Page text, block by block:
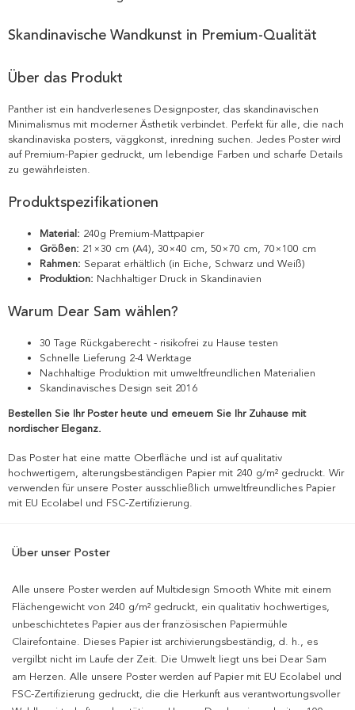
Skandinavische Wandkunst in Premium-Qualität
Über das Produkt
Panther ist ein handverlesenes Designposter, das skandinavischen
Minimalismus mit moderner Ästhetik verbindet. Perfekt für alle, die nach
skandinaviska posters, väggkonst, inredning suchen. Jedes Poster wird
auf Premium-Papier gedruckt, um lebendige Farben und scharfe Details
zu gewährleisten.
Produktspezifikationen
Material: 240g Premium-Mattpapier
Größen: 21×30 cm (A4), 30×40 cm, 50×70 cm, 70×100 cm
Rahmen: Separat erhältlich (in Eiche, Schwarz und Weiß)
Produktion: Nachhaltiger Druck in Skandinavien
Warum Dear Sam wählen?
30 Tage Rückgaberecht - risikofrei zu Hause testen
Schnelle Lieferung 2-4 Werktage
Nachhaltige Produktion mit umweltfreundlichen Materialien
Skandinavisches Design seit 2016
Bestellen Sie Ihr Poster heute und erneuern Sie Ihr Zuhause mit
nordischer Eleganz.
Das Poster hat eine matte Oberfläche und ist auf qualitativ
hochwertigem, alterungsbeständigen Papier mit 240 g/m² gedruckt. Wir
verwenden für unsere Poster ausschließlich umweltfreundliches Papier
mit EU Ecolabel und FSC-Zertifizierung.
Über unser Poster
Alle unsere Poster werden auf Multidesign Smooth White mit einem
Flächengewicht von 240 g/m² gedruckt, ein qualitativ hochwertiges,
unbeschichtetes Papier aus der französischen Papiermühle
Clairefontaine. Dieses Papier ist archivierungsbeständig, d. h., es
vergilbt nicht im Laufe der Zeit. Die Umwelt liegt uns bei Dear Sam
am Herzen. Alle unsere Poster werden auf Papier mit EU Ecolabel und
FSC-Zertifizierung gedruckt, die die Herkunft aus verantwortungsvoller